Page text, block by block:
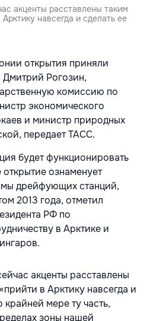
акценты расставлены таким
навсегда и сделать ее
открытия приняли
Дмитрий Рогозин,
комиссию по
экономического
и министр природных
передает ТАСС.
будет функционировать
ознаменует
дрейфующих станций,
2013 года, отметил
РФ по
в Арктике и
акценты расставлены
в Арктику навсегда и
крайней мере ту часть,
зоны нашей